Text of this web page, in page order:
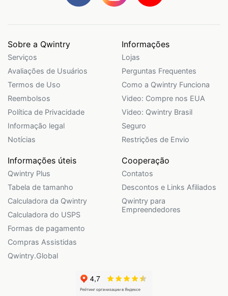
Sobre a Qwintry
Serviços
Avaliações de Usuários
Termos de Uso
Reembolsos
Política de Privacidade
Informação legal
Notícias
Informações
Lojas
Perguntas Frequentes
Como a Qwintry Funciona
Video: Compre nos EUA
Video: Qwintry Brasil
Seguro
Restrições de Envio
Informações úteis
Qwintry Plus
Tabela de tamanho
Calculadora da Qwintry
Calculadora do USPS
Formas de pagamento
Compras Assistidas
Qwintry.Global
Cooperação
Contatos
Descontos e Links Afiliados
Qwintry para
Empreendedores